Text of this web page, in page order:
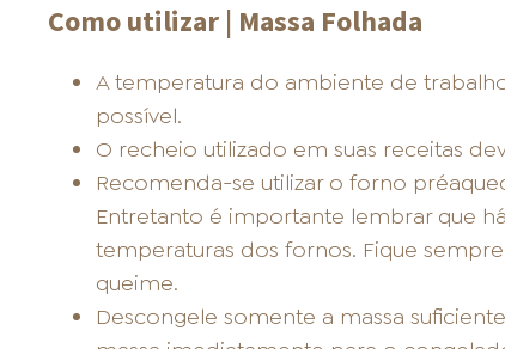
Como utilizar | Massa Folhada
A temperatura do ambiente de
possível.
O recheio utilizado em suas receitas
Recomenda-se utilizar o forno
Entretanto é importante lembrar que
temperaturas dos fornos. Fique
queime.
Descongele somente a massa